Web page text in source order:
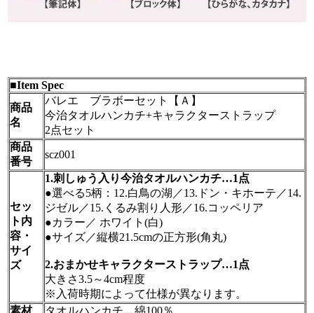
■Item Spec
商品
名
バレエ ブラボーセット【Ａ】
今治タオルハンカチ+キャラクターストラップ
2点セット
商品
番号
scz001
セッ
ト内
容・
サイ
ズ
1.刺しゅう入り今治タオルハンカチ…1点
●選べる5柄：12.白鳥の湖／13.ドン・キホーテ／14.
ジゼル／15.くるみ割り人形／16.コッペリア
●カラー／ ホワイト(白)
●サイズ／縦横21.5cmの正方形(角丸)
2.おまかせキャラクターストラップ…1点
大きさ3.5～4cm程度
※入荷時期によって仕様が異なります。
素材
タオルハンカチ…綿100％